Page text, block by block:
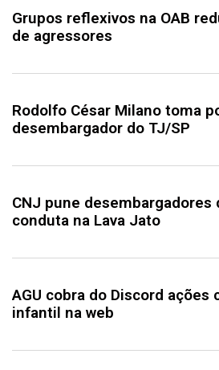
Grupos reflexivos na OAB
de agressores
Rodolfo César Milano toma
desembargador do TJ/SP
CNJ pune desembargadores
conduta na Lava Jato
AGU cobra do Discord ações
infantil na web